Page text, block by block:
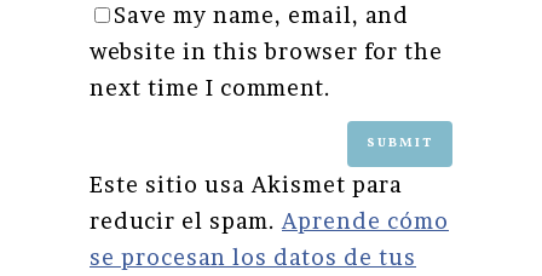
Save my name, email, and
website in this browser for the
next time I comment.
Este sitio usa Akismet para
reducir el spam. Aprende cómo
se procesan los datos de tus